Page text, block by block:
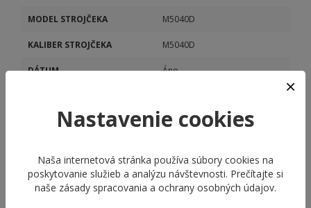
MODEL STROJČEKA M5040D
KALIBER STROJČEKA M5040D
DÁTUM Áno
Nastavenie cookies
Naša internetová stránka používa súbory cookies na
poskytovanie služieb a analýzu návštevnosti. Prečítajte si
naše zásady spracovania a ochrany osobných údajov.